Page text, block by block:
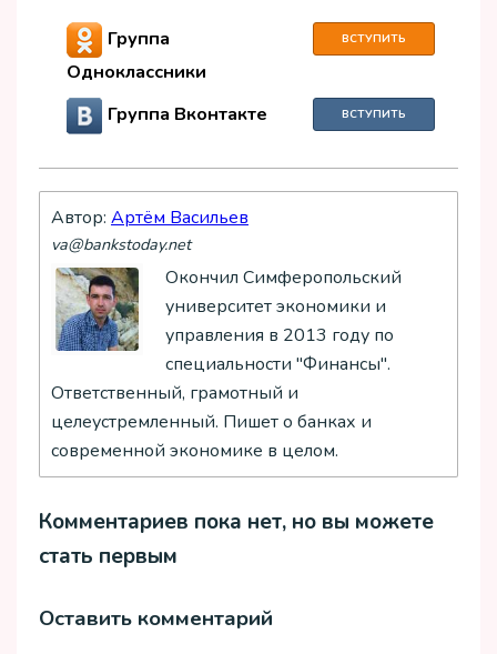
Группа
Одноклассники
ВСТУПИТЬ
Группа Вконтакте ВСТУПИТЬ
Автор: Артём Васильев
va@bankstoday.net
Окончил Симферопольский
университет экономики и
управления в 2013 году по
специальности "Финансы".
Ответственный, грамотный и
целеустремленный. Пишет о банках и
современной экономике в целом.
Комментариев пока нет, но вы можете
стать первым
Оставить комментарий